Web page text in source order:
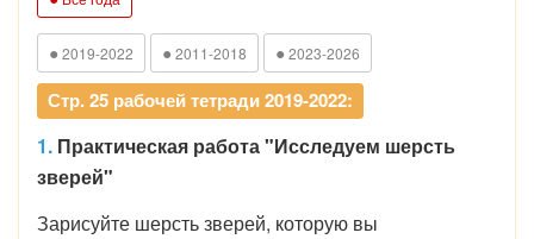
● 2019-2022 ● 2011-2018 ● 2023-2026
Стр. 25 рабочей тетради 2019-2022:
1. Практическая работа "Исследуем шерсть
зверей"
Зарисуйте шерсть зверей, которую вы